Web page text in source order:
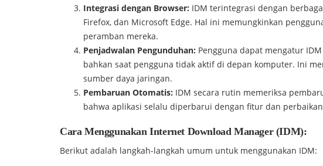
Integrasi dengan Browser: IDM terintegrasi dengan
Firefox, dan Microsoft Edge. Hal ini memungkinkan
peramban mereka.
Penjadwalan Pengunduhan: Pengguna dapat mengatur
bahkan saat pengguna tidak aktif di depan komputer. Ini
sumber daya jaringan.
Pembaruan Otomatis: IDM secara rutin memeriksa
bahwa aplikasi selalu diperbarui dengan fitur dan
Cara Menggunakan Internet Download Manager (IDM):
Berikut adalah langkah-langkah umum untuk menggunakan IDM: